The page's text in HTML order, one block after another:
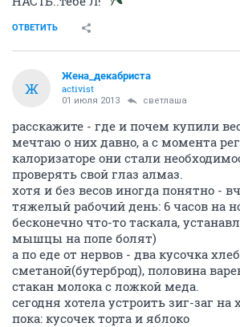
ОТВЕТИТЬ
Ж
Жена_декабриста
activist
01 июля 2013 светлаша
расскажите - где и почем купили
мечтаю о них давно, а с момента
калоризаторе они стали
проверять свой глаз алмаз.
хотя и без весов иногда понятно -
тяжелый рабочий день: 6 часов на
бесконечно что-то таскала,
мышцы на попе болят)
а по еде от нервов - два кусочка
сметаной(бутерброд), половина
стакан молока с ложкой меда.
сегодня хотела устроить зиг-заг
пока: кусочек торта и яблоко